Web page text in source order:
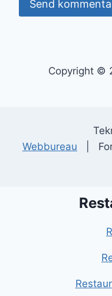
Copyright ©
Webbureau |